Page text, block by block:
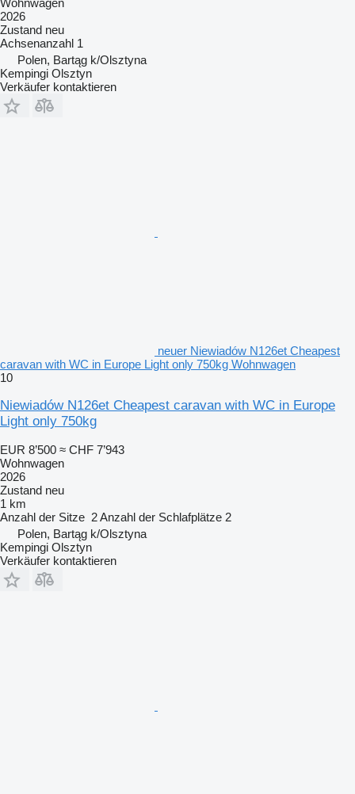
2026
Zustand neu
Achsenanzahl 1
Polen, Bartąg k/Olsztyna
Kempingi Olsztyn
Verkäufer kontaktieren
neuer Niewiadów N126et Cheapest
caravan with WC in Europe Light only 750kg Wohnwagen
10
Niewiadów N126et Cheapest caravan with WC in Europe
Light only 750kg
EUR 8’500 ≈ CHF 7’943
Wohnwagen
2026
Zustand neu
1 km
Anzahl der Sitze 2Anzahl der Schlafplätze 2
Polen, Bartąg k/Olsztyna
Kempingi Olsztyn
Verkäufer kontaktieren